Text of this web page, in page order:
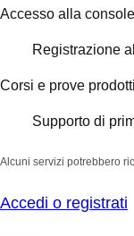
Accesso alla console
Registrazione
Corsi e prove prodotti
Supporto di
Alcuni servizi potrebbero
Accedi o registrati